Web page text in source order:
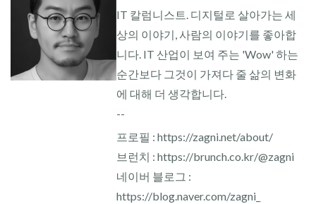
IT 칼럼니스트. 디지털로 살아가는 세
상의 이야기, 사람의 이야기를 좋아합
니다. IT 산업이 보여 주는 'Wow' 하는
순간보다 그것이 가져다 줄 삶의 변화
에 대해 더 생각합니다.
--
프로필 : https://zagni.net/about/
브런치 : https://brunch.co.kr/@zagni
네이버 블로그 :
https://blog.naver.com/zagni_